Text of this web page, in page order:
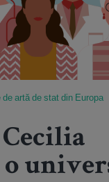
artă de stat din Europa
o